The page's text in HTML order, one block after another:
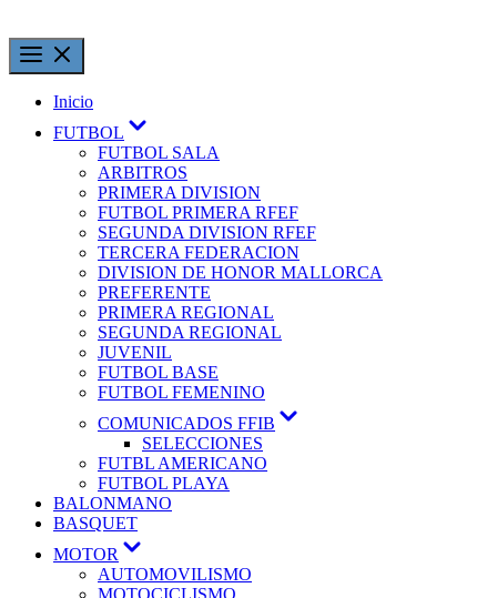
Inicio
FUTBOL
FUTBOL SALA
ARBITROS
PRIMERA DIVISION
FUTBOL PRIMERA RFEF
SEGUNDA DIVISION RFEF
TERCERA FEDERACION
DIVISION DE HONOR MALLORCA
PREFERENTE
PRIMERA REGIONAL
SEGUNDA REGIONAL
JUVENIL
FUTBOL BASE
FUTBOL FEMENINO
COMUNICADOS FFIB
SELECCIONES
FUTBL AMERICANO
FUTBOL PLAYA
BALONMANO
BASQUET
MOTOR
AUTOMOVILISMO
MOTOCICLISMO